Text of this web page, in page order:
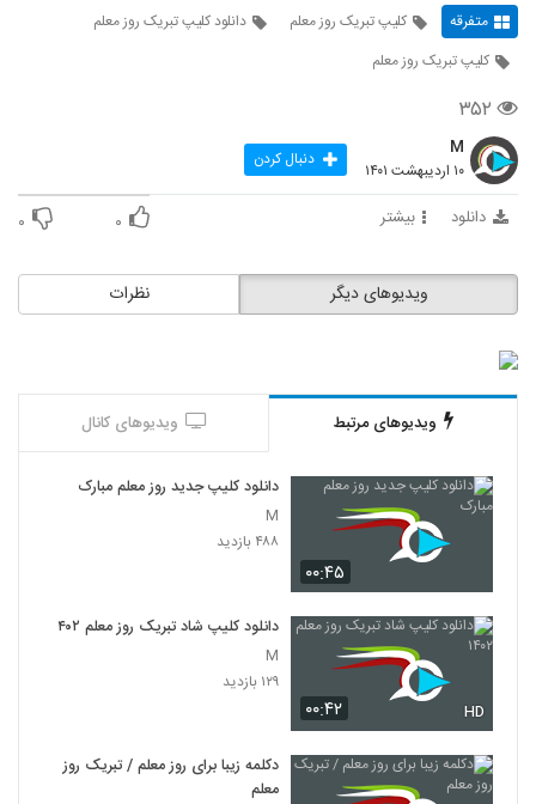
متفرقه کلیپ تبریک روز معلم
دانلود کلیپ تبریک روز معلم
کلیپ تبریک روز معلم
۳۵۲
M
۱۰ اردیبهشت ۱۴۰۱ دنبال کردن
دانلود بیشتر ۰ ۰
نظرات ویدیوهای دیگر
ویدیوهای مرتبط ویدیوهای کانال
۰۰:۴۵
دانلود کلیپ جدید روز معلم مبارک
M
۴۸۸ بازدید
۰۰:۴۲ HD
دانلود کلیپ شاد تبریک روز معلم ۱۴۰۲
M
۱۲۹ بازدید
دکلمه زیبا برای روز معلم / تبریک روز
معلم